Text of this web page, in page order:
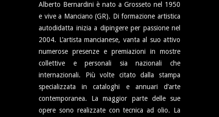
Alberto Bernardini è nato a Grosseto nel 1950
e vive a Manciano (GR). Di formazione artistica
autodidatta inizia a dipingere per passione nel
2004. L’artista mancianese, vanta al suo attivo
numerose presenze e premiazioni in mostre
collettive e personali sia nazionali che
internazionali. Più volte citato dalla stampa
specializzata in cataloghi e annuari d’arte
contemporanea. La maggior parte delle sue
opere sono realizzate con tecnica ad olio. La